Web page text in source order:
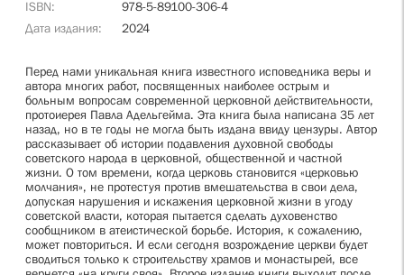
ISBN
978-5-89100-306-4
Дата издания
2024
Перед нами уникальная книга известного исповедника веры и
автора многих работ, посвященных наиболее острым и
больным вопросам современной церковной действительности,
протоиерея Павла Адельгейма. Эта книга была написана 35 лет
назад, но в те годы не могла быть издана ввиду цензуры. Автор
рассказывает об истории подавления духовной свободы
советского народа в церковной, общественной и частной
жизни. О том времени, когда церковь становится «церковью
молчания», не протестуя против вмешательства в свои дела,
допуская нарушения и искажения церковной жизни в угоду
советской власти, которая пытается сделать духовенство
сообщником в атеистической борьбе. История, к сожалению,
может повториться. И если сегодня возрождение церкви будет
сводиться только к строительству храмов и монастырей, все